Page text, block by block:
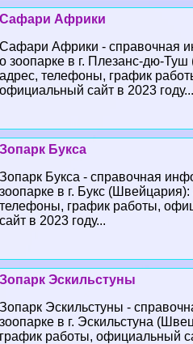
Сафари Африки
Сафари Африки - справочная
о зоопарке в г. Плезанс-дю-
адрес, телефоны, график
официальный сайт в 2023 году...
Зопарк Букса
Зопарк Букса - справочная
зоопарке в г. Букс (Швейцария):
телефоны, график работы,
сайт в 2023 году...
Зопарк Эскильстуны
Зопарк Эскильстуны -
зоопарке в г. Эскильстуна
график работы, официальный